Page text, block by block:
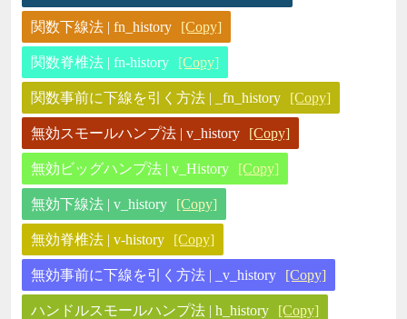
関数下線法 | fn_history [Copy]
関数脊椎法 | fn-history [Copy]
関数事前に下線を引く方法 | _fn_history [Copy]
無効スモールハンプ法 | v_history [Copy]
無効ビッグハンプ法 | v_History [Copy]
無効下線法 | v_history [Copy]
無効脊椎法 | v-history [Copy]
無効事前に下線を引く方法 | _v_history [Copy]
ハンドルスモールハンプ法 | h_history [Copy]